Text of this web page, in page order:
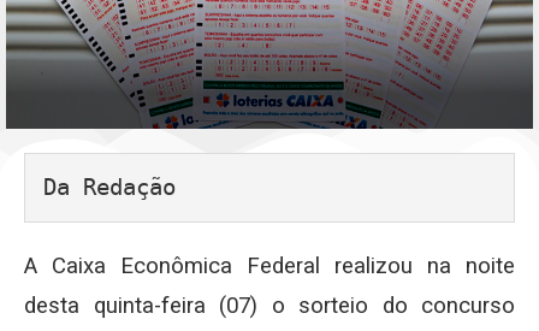
Da Redação
A Caixa Econômica Federal realizou na noite
desta quinta-feira (07) o sorteio do concurso